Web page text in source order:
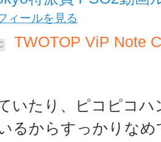
ィールを見る
TWOTOP ViP Note
いたり、ピコピコハ
るからすっかりな